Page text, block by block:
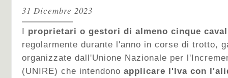
31 Dicembre 2023
I proprietari o gestori di almeno cinque
regolarmente durante l'anno in corse di trotto,
organizzate dall'Unione Nazionale per
(UNIRE) che intendono applicare l'Iva con